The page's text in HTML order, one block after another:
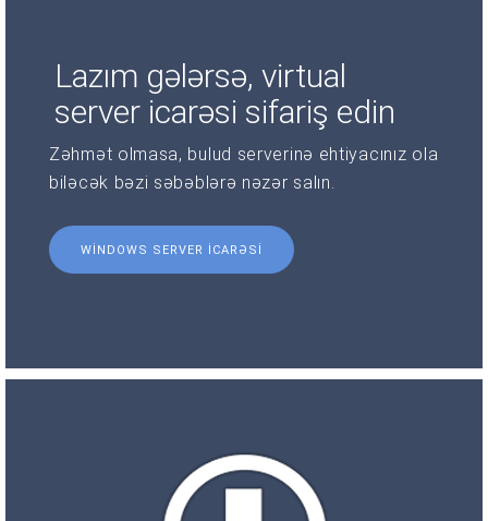
Lazım gələrsə, virtual
server icarəsi sifariş edin
Zəhmət olmasa, bulud serverinə ehtiyacınız ola
biləcək bəzi səbəblərə nəzər salın.
WINDOWS SERVER ICARƏSI